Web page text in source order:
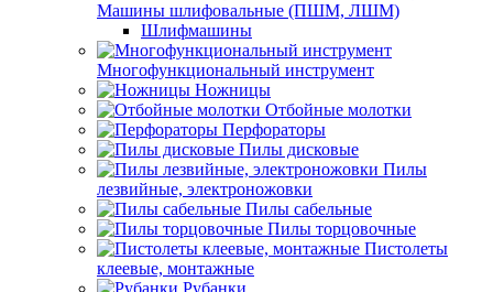
Машины шлифовальные (ПШМ, ЛШМ)
Шлифмашины
Многофункциональный инструмент
Ножницы
Отбойные молотки
Перфораторы
Пилы дисковые
Пилы
лезвийные, электроножовки
Пилы сабельные
Пилы торцовочные
Пистолеты
клеевые, монтажные
Рубанки